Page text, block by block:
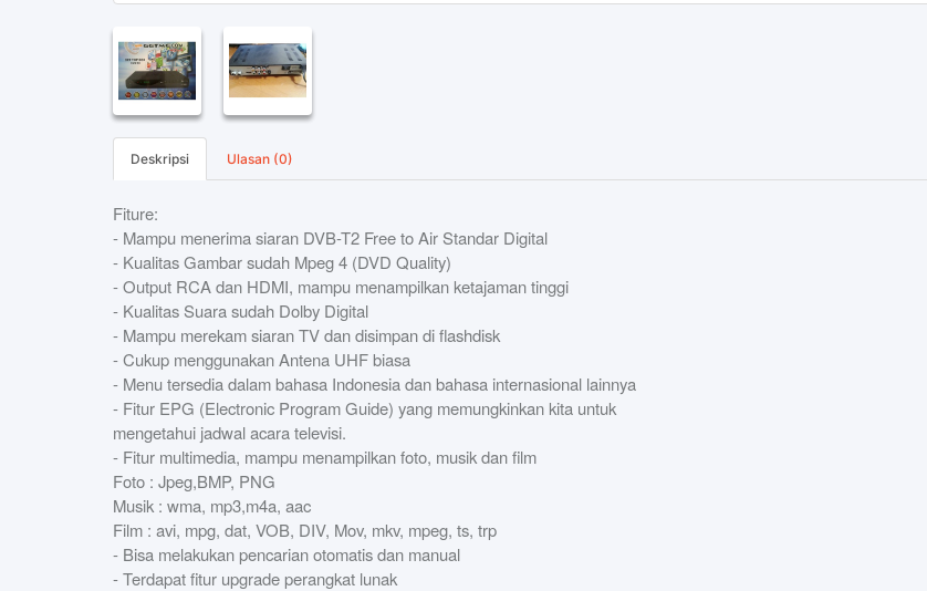
Deskripsi Ulasan (0)
Fiture:
- Mampu menerima siaran DVB-T2 Free to Air Standar Digital
- Kualitas Gambar sudah Mpeg 4 (DVD Quality)
- Output RCA dan HDMI, mampu menampilkan ketajaman tinggi
- Kualitas Suara sudah Dolby Digital
- Mampu merekam siaran TV dan disimpan di flashdisk
- Cukup menggunakan Antena UHF biasa
- Menu tersedia dalam bahasa Indonesia dan bahasa internasional lainnya
- Fitur EPG (Electronic Program Guide) yang memungkinkan kita untuk
mengetahui jadwal acara televisi.
- Fitur multimedia, mampu menampilkan foto, musik dan film
Foto : Jpeg,BMP, PNG
Musik : wma, mp3,m4a, aac
Film : avi, mpg, dat, VOB, DIV, Mov, mkv, mpeg, ts, trp
- Bisa melakukan pencarian otomatis dan manual
- Terdapat fitur upgrade perangkat lunak